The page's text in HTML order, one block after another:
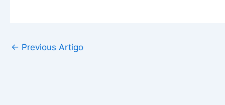
← Previous Artigo